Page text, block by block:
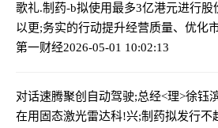
歌礼.制药-b拟使用最多3亿港元进行股
以更;务实的行动提升经营质量、优化
第一财经2026-05-01 10:02:13
对话速腾聚创自动驾驶;总经<理>徐钰
在用固态激光雷达科!兴;制药拟发行不